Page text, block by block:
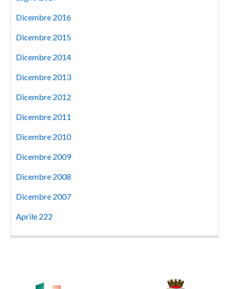
Dicembre 2016
Dicembre 2015
Dicembre 2014
Dicembre 2013
Dicembre 2012
Dicembre 2011
Dicembre 2010
Dicembre 2009
Dicembre 2008
Dicembre 2007
Aprile 222